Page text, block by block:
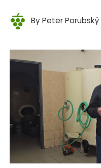
ByPeter Porubský